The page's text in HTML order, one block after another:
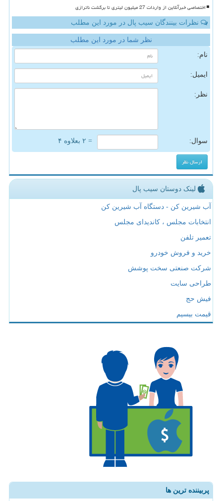
اختصاصی خبرآنلاین از واردات 27 میلیون لیتری تا برگشت ناترازی
نظرات بینندگان سیب پال در مورد این مطلب
نظر شما در مورد این مطلب
نام:
ایمیل:
نظر:
سوال: = ۲ بعلاوه ۴
لینک دوستان سیب پال
آب شیرین کن - دستگاه آب شیرین کن
انتخابات مجلس ، کاندیدای مجلس
تعمیر تلفن
خرید و فروش خودرو
شرکت صنعتی سخت پوشش
طراحی سایت
فیش حج
قیمت بیسیم
پربیننده ترین ها